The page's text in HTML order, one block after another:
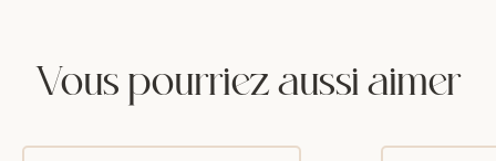
Vous pourriez aussi aimer